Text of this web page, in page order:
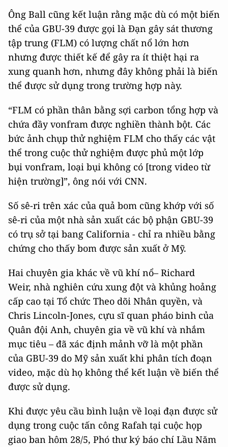
Ông Ball cũng kết luận rằng mặc dù có một biến
thể của GBU-39 được gọi là Đạn gây sát thương
tập trung (FLM) có lượng chất nổ lớn hơn
nhưng được thiết kế để gây ra ít thiệt hại ra
xung quanh hơn, nhưng đây không phải là biến
thể được sử dụng trong trường hợp này.
“FLM có phần thân bằng sợi carbon tổng hợp và
chứa đầy vonfram được nghiền thành bột. Các
bức ảnh chụp thử nghiệm FLM cho thấy các vật
thể trong cuộc thử nghiệm được phủ một lớp
bụi vonfram, loại bụi không có [trong video từ
hiện trường]”, ông nói với CNN.
Số sê-ri trên xác của quả bom cũng khớp với số
sê-ri của một nhà sản xuất các bộ phận GBU-39
có trụ sở tại bang California - chỉ ra nhiều bằng
chứng cho thấy bom được sản xuất ở Mỹ.
Hai chuyên gia khác về vũ khí nổ– Richard
Weir, nhà nghiên cứu xung đột và khủng hoảng
cấp cao tại Tổ chức Theo dõi Nhân quyền, và
Chris Lincoln-Jones, cựu sĩ quan pháo binh của
Quân đội Anh, chuyên gia về vũ khí và nhắm
mục tiêu – đã xác định mảnh vỡ là một phần
của GBU-39 do Mỹ sản xuất khi phân tích đoạn
video, mặc dù họ không thể kết luận về biến thể
được sử dụng.
Khi được yêu cầu bình luận về loại đạn được sử
dụng trong cuộc tấn công Rafah tại cuộc họp
giao ban hôm 28/5, Phó thư ký báo chí Lầu Năm